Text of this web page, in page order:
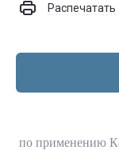
Распечатать
по применению